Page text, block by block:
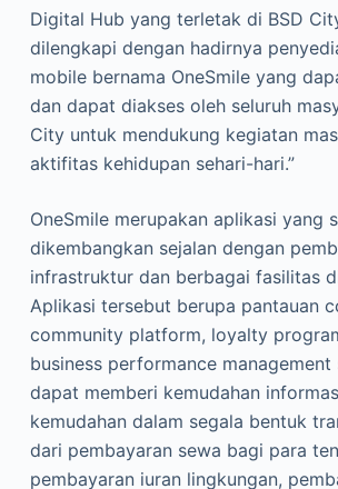
Digital Hub yang terletak di BSD
dilengkapi dengan hadirnya
mobile bernama OneSmile yang
dan dapat diakses oleh seluruh
City untuk mendukung kegiatan
aktifitas kehidupan sehari-hari.”
OneSmile merupakan aplikasi yang
dikembangkan sejalan dengan
infrastruktur dan berbagai fasilitas
Aplikasi tersebut berupa pantauan
community platform, loyalty
business performance
dapat memberi kemudahan
kemudahan dalam segala bentuk
dari pembayaran sewa bagi para
pembayaran iuran lingkungan,